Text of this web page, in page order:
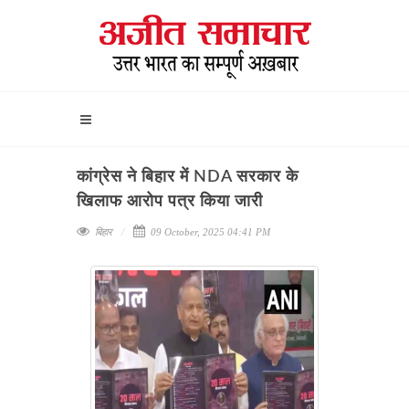
कांग्रेस ने बिहार में NDA सरकार के
खिलाफ आरोप पत्र किया जारी
बिहार 09 October, 2025 04:41 PM